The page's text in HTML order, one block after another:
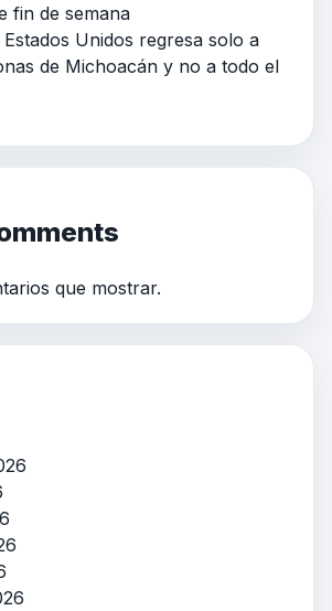
fin de semana
Unidos regresa solo a
de Michoacán y no a todo el
que mostrar.